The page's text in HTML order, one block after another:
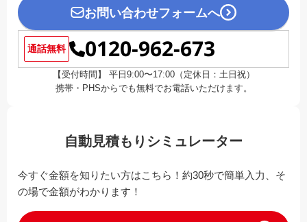
お問い合わせフォームへ
通話無料 0120-962-673
【受付時間】 平日9:00〜17:00（定休日：土日祝）
携帯・PHSからでも無料でお電話いただけます。
自動見積もりシミュレーター
今すぐ金額を知りたい方はこちら！約30秒で簡単入力、そ
の場で金額がわかります！